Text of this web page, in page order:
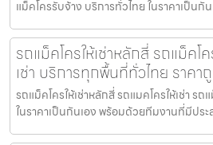
แม็คโครรับจ้าง บริการทั่วไทย ในราคาเป็น
รถแม็คโครให้เช่าหลักสี่ รถแม็คโ
เช่า บริการทุกพื้นที่ทั่วไทย ราคา
รถแม็คโครให้เช่าหลักสี่ รถแมคโครให้เช่า ร
ในราคาเป็นกันเอง พร้อมด้วยทีมงานที่มีปร